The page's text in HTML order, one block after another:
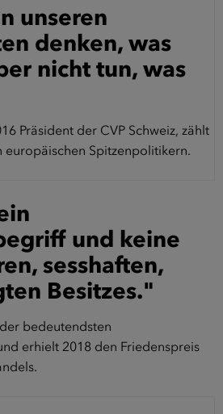
unseren
denken, was
nicht tun, was
Präsident der CVP Schweiz, zählt
europäischen Spitzenpolitikern.
und keine
sesshaften,
Besitzes."
bedeutendsten
erhielt 2018 den Friedenspreis